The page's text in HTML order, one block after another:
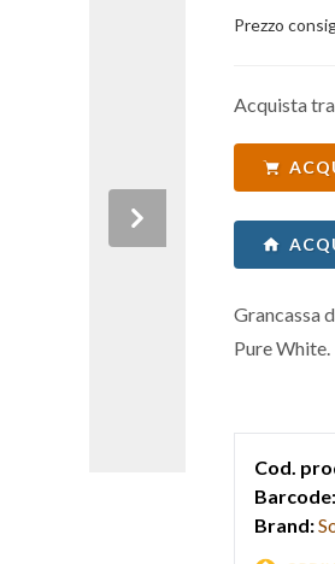
Next
Prezzo
Acquista
Grancassa
Pure White.
Cod.
Barcode:
Brand: